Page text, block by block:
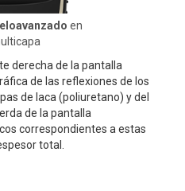
en
derecha de la pantalla
de las reflexiones de los
de laca (poliuretano) y del
de la pantalla
correspondientes a estas
total.